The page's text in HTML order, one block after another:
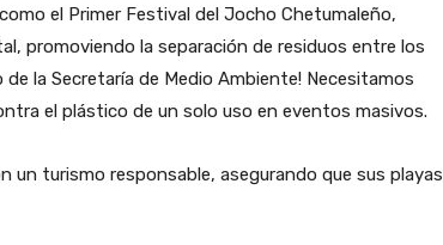
el Primer Festival del Jocho Chetumaleño,
promoviendo la separación de residuos entre los
la Secretaría de Medio Ambiente! Necesitamos
el plástico de un solo uso en eventos masivos.
un turismo responsable, asegurando que sus playas